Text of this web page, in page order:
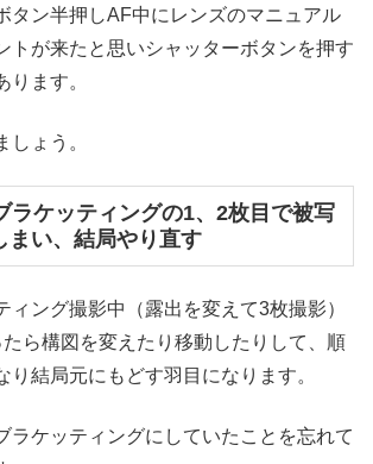
タン半押しAF中にレンズのマニュアル
トが来たと思いシャッターボタンを押す
ります。
しょう。
ラケッティングの1、2枚目で被写
まい、結局やり直す
ィング撮影中（露出を変えて3枚撮影）
ら構図を変えたり移動したりして、順
り結局元にもどす羽目になります。
ラケッティングにしていたことを忘れて